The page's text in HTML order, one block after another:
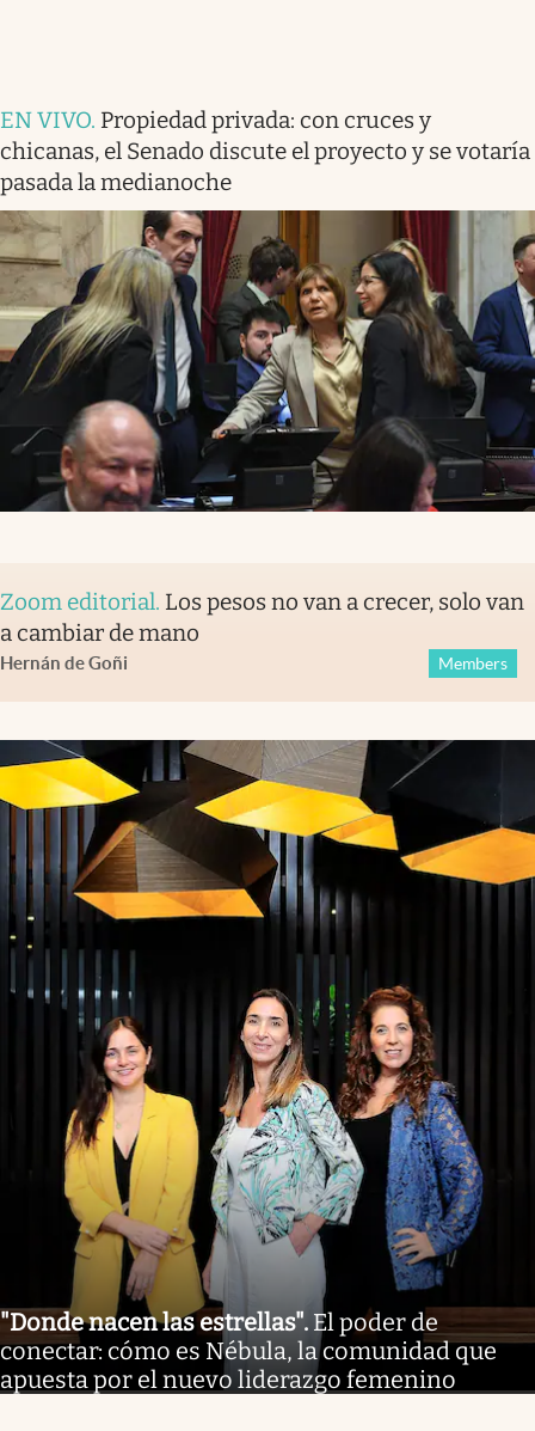
EN VIVO. Propiedad privada: con cruces y
chicanas, el Senado discute el proyecto y se votaría
pasada la medianoche
Zoom editorial. Los pesos no van a crecer, solo van
a cambiar de mano
Hernán de Goñi Members
"Donde nacen las estrellas". El poder de
conectar: cómo es Nébula, la comunidad que
apuesta por el nuevo liderazgo femenino